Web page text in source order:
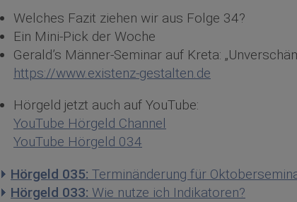
Welches Fazit ziehen wir aus Folge 34?
Ein Mini-Pick der Woche
Gerald’s Männer-Seminar auf Kreta:
https://www.existenz-gestalten.de
Hörgeld jetzt auch auf YouTube:
YouTube Hörgeld Channel
YouTube Hörgeld 034
Hörgeld 035: Terminänderung für
Hörgeld 033: Wie nutze ich Indikatoren?